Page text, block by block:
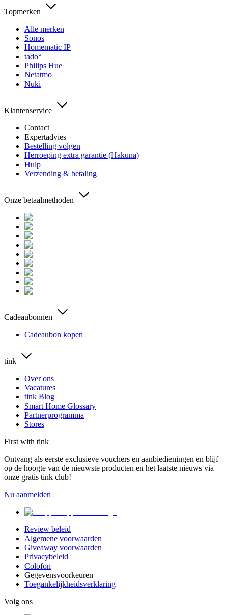
Topmerken
Alle merken
Sonos
Homematic IP
tado°
Philips Hue
Netatmo
Nuki
Klantenservice
Contact
Expertadvies
Bestelling volgen
Herroeping extra garantie (Hakuna)
Hulp
Verzending & betaling
Onze betaalmethoden
Cadeaubonnen
Cadeaubon kopen
tink
Over ons
Vacatures
tink Blog
Smart Home Glossary
Partnerprogramma
Stores
First with tink
Ontvang als eerste exclusieve vouchers en aanbiedieningen en blijf
op de hoogte van de nieuwste producten en het laatste nieuws via
onze gratis tink club!
Nu aanmelden
Review beleid
Algemene voorwaarden
Giveaway voorwaarden
Privacybeleid
Colofon
Gegevensvoorkeuren
Toegankelijkheidsverklaring
Volg ons